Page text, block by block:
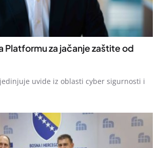
Platformu za jačanje zaštite od
uvide iz oblasti cyber sigurnosti i